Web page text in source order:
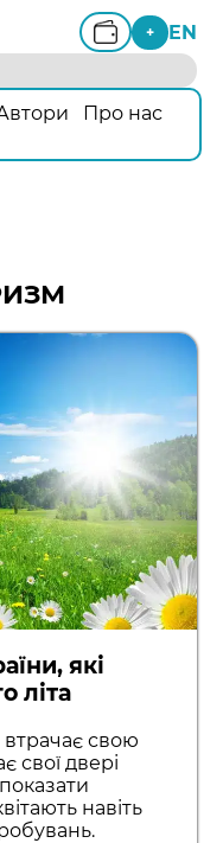
+ EN
Про нас
які
літа
втрачає свою
свої двері
навіть